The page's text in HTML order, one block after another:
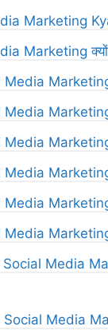
Marketing
Marketing क्यों
Media
Media
Media
Media
Media
Media
Social Media
Social Media